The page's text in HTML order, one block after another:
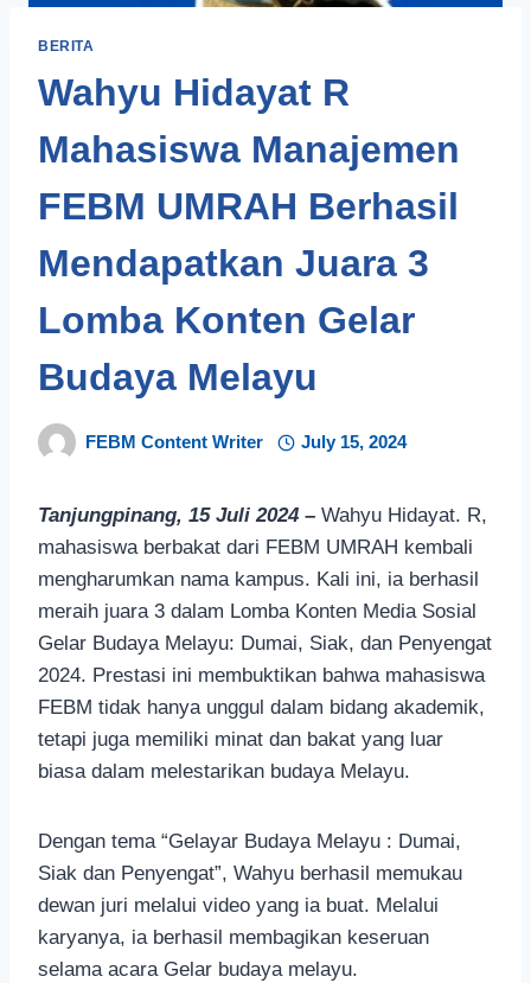
BERITA
Wahyu Hidayat R
Mahasiswa Manajemen
FEBM UMRAH Berhasil
Mendapatkan Juara 3
Lomba Konten Gelar
Budaya Melayu
FEBM Content Writer July 15, 2024
Tanjungpinang, 15 Juli 2024 – Wahyu Hidayat. R,
mahasiswa berbakat dari FEBM UMRAH kembali
mengharumkan nama kampus. Kali ini, ia berhasil
meraih juara 3 dalam Lomba Konten Media Sosial
Gelar Budaya Melayu: Dumai, Siak, dan Penyengat
2024. Prestasi ini membuktikan bahwa mahasiswa
FEBM tidak hanya unggul dalam bidang akademik,
tetapi juga memiliki minat dan bakat yang luar
biasa dalam melestarikan budaya Melayu.
Dengan tema “Gelayar Budaya Melayu : Dumai,
Siak dan Penyengat”, Wahyu berhasil memukau
dewan juri melalui video yang ia buat. Melalui
karyanya, ia berhasil membagikan keseruan
selama acara Gelar budaya melayu.